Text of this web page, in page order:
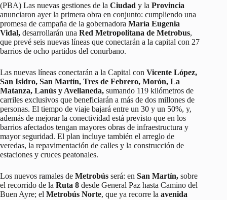
(PBA) Las nuevas gestiones de la Ciudad y la Provincia
anunciaron ayer la primera obra en conjunto: cumpliendo una
promesa de campaña de la gobernadora María Eugenia
Vidal, desarrollarán una Red Metropolitana de Metrobus,
que prevé seis nuevas líneas que conectarán a la capital con 27
barrios de ocho partidos del conurbano.
Las nuevas líneas conectarán a la Capital con Vicente López,
San Isidro, San Martín, Tres de Febrero, Morón, La
Matanza, Lanús y Avellaneda, sumando 119 kilómetros de
carriles exclusivos que beneficiarán a más de dos millones de
personas. El tiempo de viaje bajará entre un 30 y un 50%, y,
además de mejorar la conectividad está previsto que en los
barrios afectados tengan mayores obras de infraestructura y
mayor seguridad. El plan incluye también el arreglo de
veredas, la repavimentación de calles y la construcción de
estaciones y cruces peatonales.
Los nuevos ramales de Metrobús será: en San Martín, sobre
el recorrido de la Ruta 8 desde General Paz hasta Camino del
Buen Ayre; el Metrobús Norte, que ya recorre la avenida